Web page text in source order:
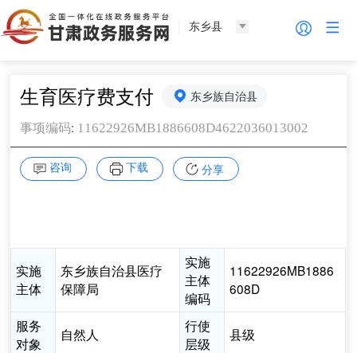
东乡县
生育医疗费支付 东乡族自治县
事项编码: 11622926MB1886608D4622036013002
咨询 下载 分享
实施
主体
东乡族自治县医疗
保障局
实施
主体
编码
11622926MB1886
608D
服务
对象
自然人
行使
层级
县级